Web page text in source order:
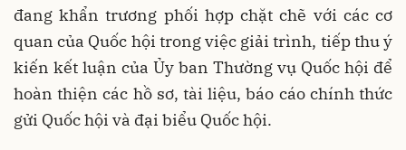
đang khẩn trương phối hợp chặt chẽ với các cơ
quan của Quốc hội trong việc giải trình, tiếp thu ý
kiến kết luận của Ủy ban Thường vụ Quốc hội để
hoàn thiện các hồ sơ, tài liệu, báo cáo chính thức
gửi Quốc hội và đại biểu Quốc hội.